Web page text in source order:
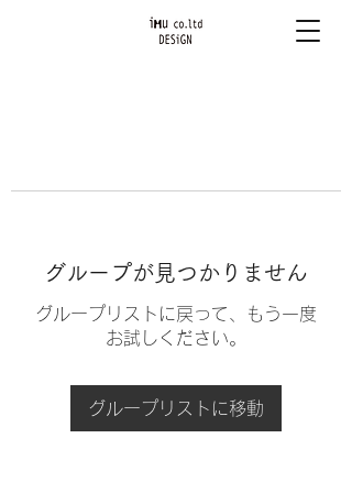
グループが見つかりません
グループリストに戻って、もう一度
お試しください。
グループリストに移動